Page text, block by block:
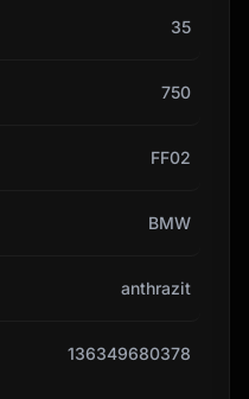
35
750
FF02
BMW
anthrazit
136349680378